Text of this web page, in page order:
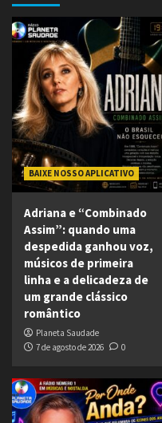
BAIXE NOSSO APLICATIVO
Adriana e “Combinado
Assim”: quando uma
despedida ganhou voz,
músicos de primeira
linha e a delicadeza de
um grande clássico
romântico
Planeta Saudade
7 de agosto de 2026
0